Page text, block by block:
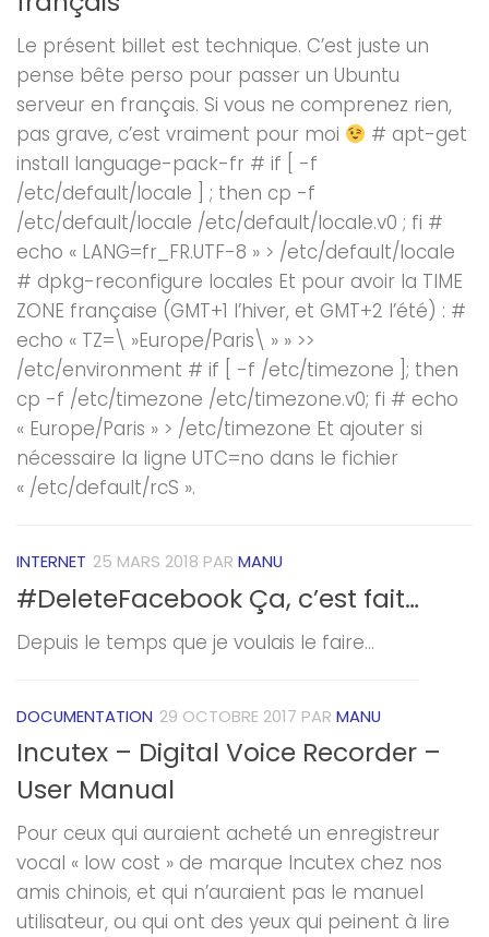
Le présent billet est technique. C’est juste un
pense bête perso pour passer un Ubuntu
serveur en français. Si vous ne comprenez rien,
pas grave, c’est vraiment pour moi
# apt-get
install language-pack-fr # if [ -f
/etc/default/locale ] ; then cp -f
/etc/default/locale /etc/default/locale.v0 ; fi #
echo « LANG=fr_FR.UTF-8 » > /etc/default/locale
# dpkg-reconfigure locales Et pour avoir la TIME
ZONE française (GMT+1 l’hiver, et GMT+2 l’été) : #
echo « TZ=\ »Europe/Paris\ » » >>
/etc/environment # if [ -f /etc/timezone ]; then
cp -f /etc/timezone /etc/timezone.v0; fi # echo
« Europe/Paris » > /etc/timezone Et ajouter si
nécessaire la ligne UTC=no dans le fichier
« /etc/default/rcS ».
INTERNET 25 MARS 2018 PAR MANU
#DeleteFacebook Ça, c’est fait…
Depuis le temps que je voulais le faire…
DOCUMENTATION 29 OCTOBRE 2017 PAR MANU
Incutex – Digital Voice Recorder –
User Manual
Pour ceux qui auraient acheté un enregistreur
vocal « low cost » de marque Incutex chez nos
amis chinois, et qui n’auraient pas le manuel
utilisateur, ou qui ont des yeux qui peinent à lire